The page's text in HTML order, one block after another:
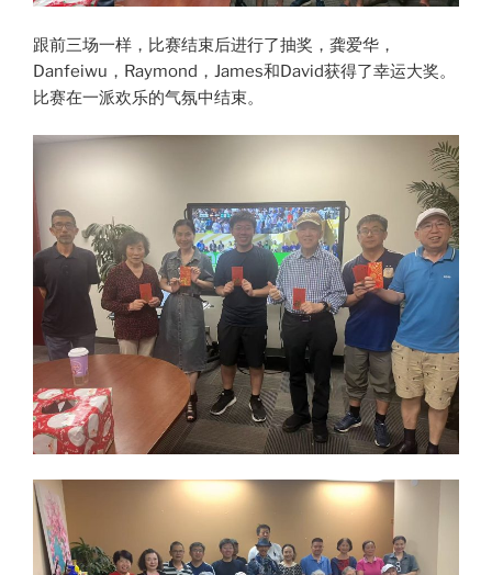
跟前三场一样，比赛结束后进行了抽奖，龚爱华，
Danfeiwu，Raymond，James和David获得了幸运大奖。
比赛在一派欢乐的气氛中结束。